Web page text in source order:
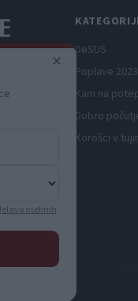
DeSUS
Poplave
Kam na
Dobro
Korošci v
×
osebnih